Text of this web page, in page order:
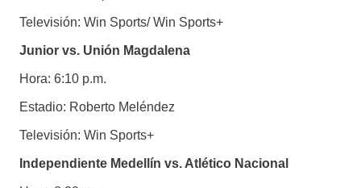
Televisión: Win Sports/ Win Sports+
Junior vs. Unión Magdalena
Hora: 6:10 p.m.
Estadio: Roberto Meléndez
Televisión: Win Sports+
Independiente Medellín vs. Atlético Nacional